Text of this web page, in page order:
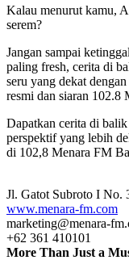
Kalau menurut kamu,
serem?
Jangan sampai
paling fresh, cerita di
seru yang dekat
resmi dan siaran 102.8
Dapatkan cerita di
perspektif yang lebih
di 102,8 Menara FM
Jl. Gatot Subroto I No.
www.menara-fm.com
marketing@menara-
+62 361 410101
More Than Just a